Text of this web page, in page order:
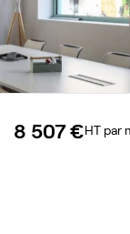
8 507 €HT par